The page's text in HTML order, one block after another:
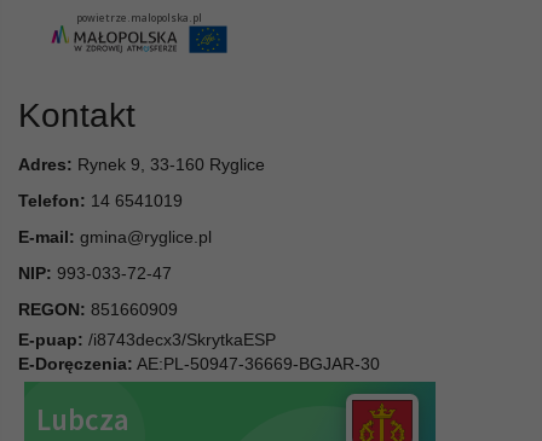
Kontakt
Adres: Rynek 9, 33-160 Ryglice
Telefon: 14 6541019
E-mail: gmina@ryglice.pl
NIP: 993-033-72-47
REGON: 851660909
E-puap: /i8743decx3/SkrytkaESP
E-Doręczenia: AE:PL-50947-36669-BGJAR-30